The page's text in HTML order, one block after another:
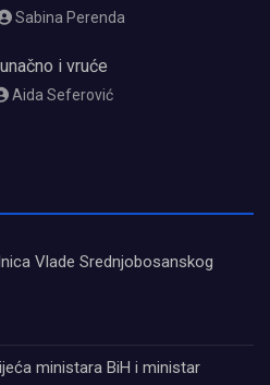
Sabina Perenda
i vruće
Aida Seferović
Vlade Srednjobosanskog
ministara BiH i ministar